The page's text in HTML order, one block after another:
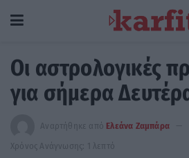
Οι αστρολογικές
για σήμερα
Αναρτήθηκε από Ελεάνα Ζαμπάρα
Χρόνος Ανάγνωσης: 1 λεπτό